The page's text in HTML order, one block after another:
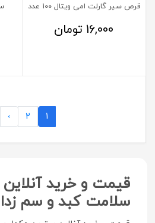
قرص سیر گارلت امی ویتال 100 عدد
16,000 تومان
1
2
›
قیمت و خرید
سلامت کبد و سم